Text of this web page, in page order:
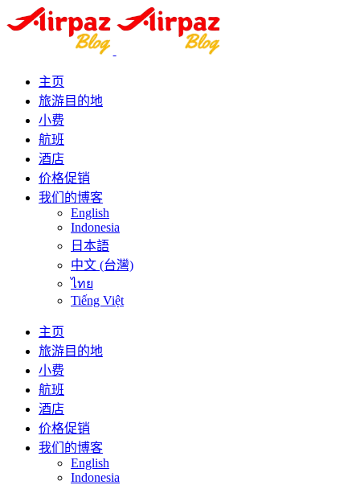
主页
旅游目的地
小费
航班
酒店
价格促销
我们的博客
English
Indonesia
日本語
中文 (台灣)
ไทย
Tiếng Việt
主页
旅游目的地
小费
航班
酒店
价格促销
我们的博客
English
Indonesia